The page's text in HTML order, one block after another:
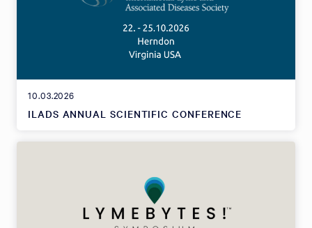
10.03.2026
ILADS ANNUAL SCIENTIFIC CONFERENCE